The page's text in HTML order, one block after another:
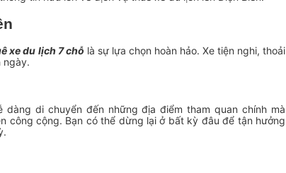
xe du lịch 7 chỗ là sự lựa chọn hoàn hảo. Xe tiện nghi, thoải
ngày.
di chuyển đến những địa điểm tham quan chính mà
công cộng. Bạn có thể dừng lại ở bất kỳ đâu để tận hưởng